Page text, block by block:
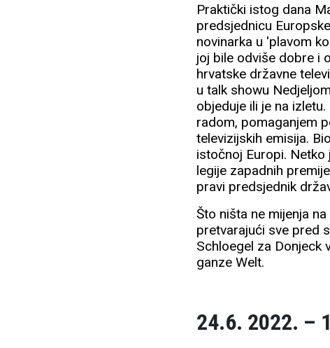
Praktički istog dana
predsjednicu
novinarka u 'plavom
joj bile odviše dobre i
hrvatske državne
u talk showu
objeduje ili je na
radom, pomaganjem
televizijskih emisija.
istočnoj Europi.
legije zapadnih
pravi predsjednik
Što ništa ne mijenja
pretvarajući sve pred
Schloegel za Donjeck
ganze Welt.
24.6. 2022. –